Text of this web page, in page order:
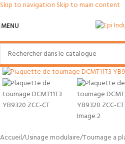
Skip to navigation Skip to main content
MENU
Accueil/Usinage modulaire/Tournage a